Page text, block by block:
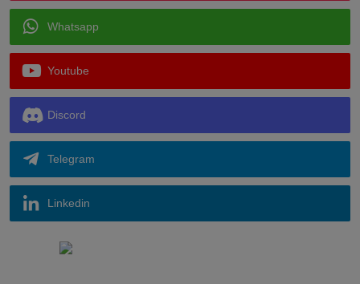
Whatsapp
Youtube
Discord
Telegram
Linkedin